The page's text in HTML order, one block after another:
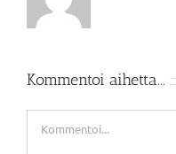
Kommentoi aihetta...